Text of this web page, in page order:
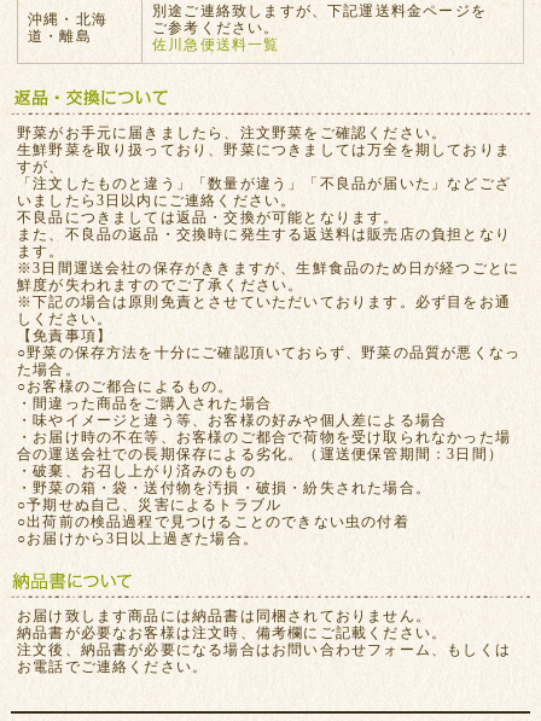
沖縄・北海
道・離島
別途ご連絡致しますが、下記運送料金ページを
ご参考ください。
佐川急便送料一覧
野菜がお手元に届きましたら、注文野菜をご確認ください。
生鮮野菜を取り扱っており、野菜につきましては万全を期しておりま
すが、
「注文したものと違う」「数量が違う」「不良品が届いた」などござ
いましたら3日以内にご連絡ください。
不良品につきましては返品・交換が可能となります。
また、不良品の返品・交換時に発生する返送料は販売店の負担となり
ます。
※3日間運送会社の保存がききますが、生鮮食品のため日が経つごとに
鮮度が失われますのでご了承ください。
※下記の場合は原則免責とさせていただいております。必ず目をお通
しください。
【免責事項】
○野菜の保存方法を十分にご確認頂いておらず、野菜の品質が悪くなっ
た場合。
○お客様のご都合によるもの。
・間違った商品をご購入された場合
・味やイメージと違う等、お客様の好みや個人差による場合
・お届け時の不在等、お客様のご都合で荷物を受け取られなかった場
合の運送会社での長期保存による劣化。（運送便保管期間：3日間）
・破棄、お召し上がり済みのもの
・野菜の箱・袋・送付物を汚損・破損・紛失された場合。
○予期せぬ自己、災害によるトラブル
○出荷前の検品過程で見つけることのできない虫の付着
○お届けから3日以上過ぎた場合。
お届け致します商品には納品書は同梱されておりません。
納品書が必要なお客様は注文時、備考欄にご記載ください。
注文後、納品書が必要になる場合はお問い合わせフォーム、もしくは
お電話でご連絡ください。